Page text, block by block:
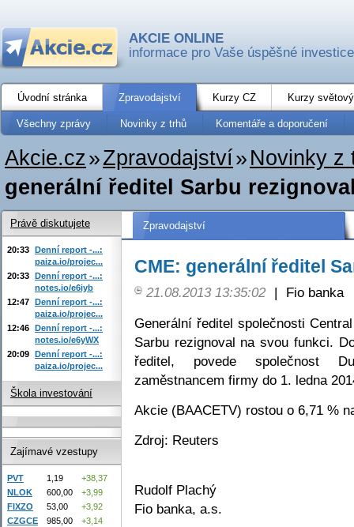
AKCIE ONLINE
informace pro Vaše úspěšné investice
Úvodní stránka Zpravodajství Kurzy CZ Kurzy
Všechny zprávy Novinky z trhů Komentáře a doporučení
Akcie.cz»Zpravodajství» Novinky z
generální ředitel Sarbu
Zpravodajství
CME: generální ředitel
21.08.2013 13:35:02 |
Fio banka
Generální ředitel společnosti
Sarbu rezignoval na svou funkci.
ředitel, povede společnost
zaměstnancem firmy do 1. ledna
Akcie (BAACETV) rostou o 6,71 %
Zdroj: Reuters
Rudolf Plachý
Fio banka, a.s.
Právě diskutujete
20:33 Denní report -...:
paiza.io/projec...
20:33 Denní report -...:
notes.io/e6iyb
12:47 Denní report -...:
paiza.io/projec...
12:46 Denní report -...:
notes.io/e6yWX
20:09 Denní report -...:
paiza.io/projec...
Škola investování
Zajímavé vzestupy
PVT 1,19
+38,37
NLOK
600,00
+3,99
FIXZO
53,00
+3,92
CZGCE
985,00
+3,14